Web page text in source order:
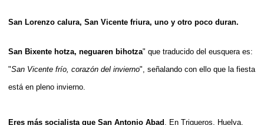
San Lorenzo calura, San Vicente friura, uno y otro poco duran.
San Bixente hotza, neguaren bihotza" que traducido del eusquera es:
"San Vicente frío, corazón del invierno", señalando con ello que la fiesta
está en pleno invierno.
Eres más socialista que San Antonio Abad
En Trigueros, Huelva,